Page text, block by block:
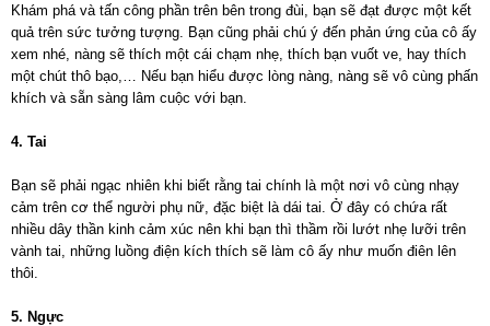
Khám phá và tấn công phần trên bên trong đùi, bạn sẽ đạt được một kết
quả trên sức tưởng tượng. Bạn cũng phải chú ý đến phản ứng của cô ấy
xem nhé, nàng sẽ thích một cái chạm nhẹ, thích bạn vuốt ve, hay thích
một chút thô bạo,… Nếu bạn hiểu được lòng nàng, nàng sẽ vô cùng phấn
khích và sẵn sàng lâm cuộc với bạn.
4. Tai
Bạn sẽ phải ngạc nhiên khi biết rằng tai chính là một nơi vô cùng nhạy
cảm trên cơ thể người phụ nữ, đặc biệt là dái tai. Ở đây có chứa rất
nhiều dây thần kinh cảm xúc nên khi bạn thì thầm rồi lướt nhẹ lưỡi trên
vành tai, những luồng điện kích thích sẽ làm cô ấy như muốn điên lên
thôi.
5. Ngực